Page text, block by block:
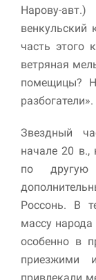
Нарову-
венкульский
часть этого
ветряная
помещицы?
разбогатели».
Звездный
начале 20 в.,
по
Россонь. В
массу
особенно в
приезжими